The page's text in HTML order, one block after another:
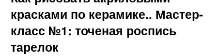
красками по керамике.. Мастер-
класс №1: точеная роспись
тарелок